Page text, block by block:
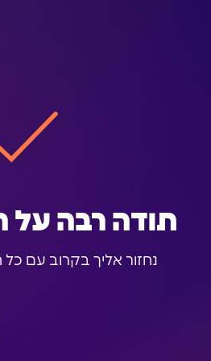
תודה רבה
נחזור אליך בקרוב עם